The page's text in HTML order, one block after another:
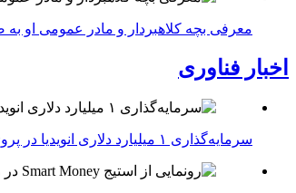
معرفی بچه کلاهبردار و مادر عمومی او
اخبار فناوری
سرمایه‌گذاری ۱ میلیارد دلاری انویدیا در پروژه هوش مصنوعی ناور